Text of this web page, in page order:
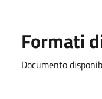
Formati
Documento